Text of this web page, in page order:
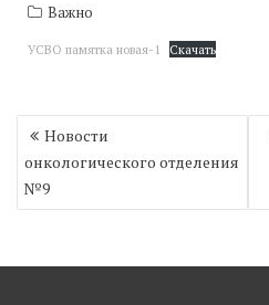
Важно
УСВО памятка новая-1 Скачать
Навигация
по
записям
Новости
онкологического отделения
№9